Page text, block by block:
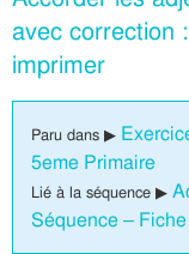
avec correction
imprimer
Paru dans ▶
5eme Primaire
Lié à la séquence ▶
Séquence –